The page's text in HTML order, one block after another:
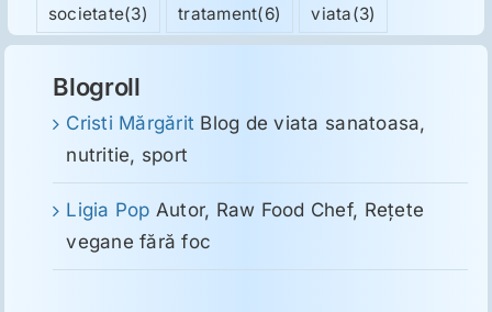
societate(3) tratament(6) viata(3)
Blogroll
Cristi Mărgărit Blog de viata sanatoasa,
nutritie, sport
Ligia Pop Autor, Raw Food Chef, Reţete
vegane fără foc